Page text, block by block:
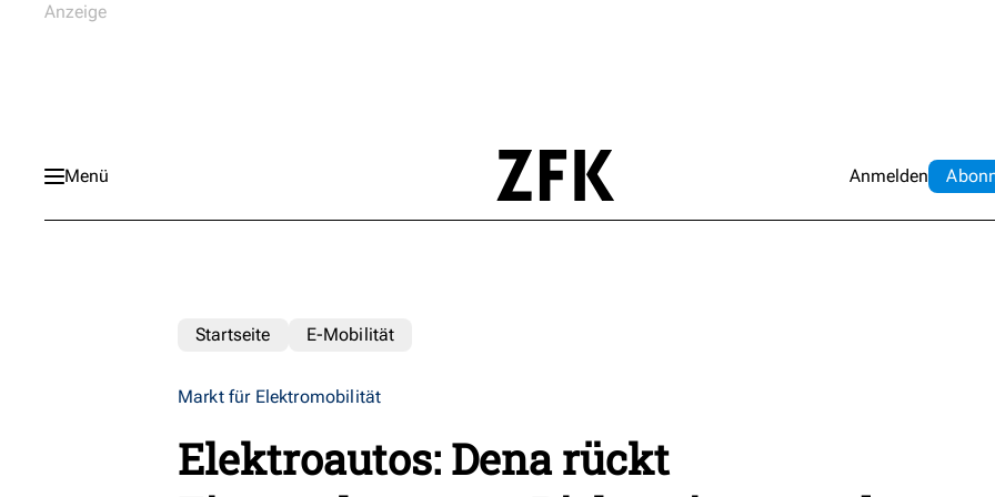
Menü Anmelden Abo
Startseite E-Mobilität
Markt für Elektromobilität
Elektroautos: Dena rückt